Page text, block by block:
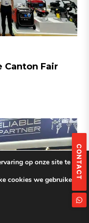
Canton Fair
CONTACT
op onze site te
cookies we gebruiken